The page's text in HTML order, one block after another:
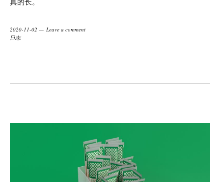
2020-11-02
Leave a comment
日志